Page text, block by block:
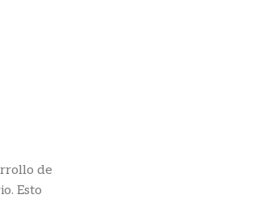
de
Esto